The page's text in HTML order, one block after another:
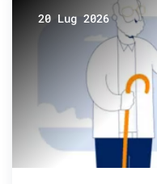
20 Lug 2026